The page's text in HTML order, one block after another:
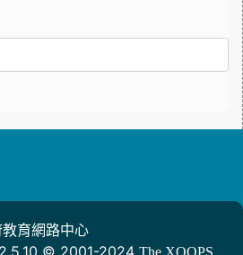
育網路中心
© 2001-2024 The XOOPS